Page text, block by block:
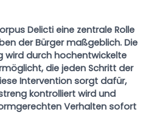
Delicti eine zentrale Rolle
der Bürger maßgeblich. Die
wird durch hochentwickelte
die jeden Schritt der
Intervention sorgt dafür,
kontrolliert wird und
Verhalten sofort